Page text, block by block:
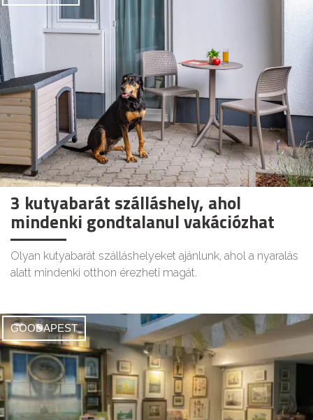
3 kutyabarát szálláshely, ahol
mindenki gondtalanul vakációzhat
Olyan kutyabarát szálláshelyeket ajánlunk, ahol a nyaralás
alatt mindenki otthon érezheti magát.
GOODAPEST